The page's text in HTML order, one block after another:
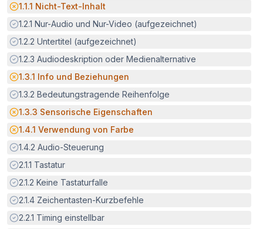
Potenzielle Barriere:
1.1.1 Nicht-Text-Inhalt
Erfüllt:
1.2.1 Nur-Audio und Nur-Video (aufgezeichnet)
Erfüllt:
1.2.2 Untertitel (aufgezeichnet)
Erfüllt:
1.2.3 Audiodeskription oder Medienalternative
Potenzielle Barriere:
1.3.1 Info und Beziehungen
Erfüllt:
1.3.2 Bedeutungstragende Reihenfolge
Potenzielle Barriere:
1.3.3 Sensorische Eigenschaften
Potenzielle Barriere:
1.4.1 Verwendung von Farbe
Erfüllt:
1.4.2 Audio-Steuerung
Erfüllt:
2.1.1 Tastatur
Erfüllt:
2.1.2 Keine Tastaturfalle
Erfüllt:
2.1.4 Zeichentasten-Kurzbefehle
Erfüllt:
2.2.1 Timing einstellbar